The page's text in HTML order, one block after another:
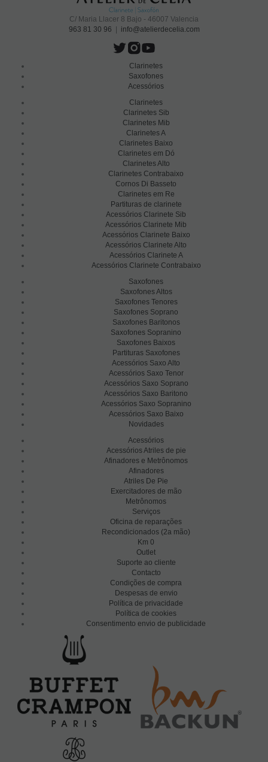
C/ Maria Llacer 8 Bajo - 46007 Valencia
963 81 30 96 | info@atelierdecelia.com
Clarinetes
Saxofones
Acessórios
Clarinetes
Clarinetes Sib
Clarinetes Mib
Clarinetes A
Clarinetes Baixo
Clarinetes em Dó
Clarinetes Alto
Clarinetes Contrabaixo
Cornos Di Basseto
Clarinetes em Re
Partituras de clarinete
Acessórios Clarinete Sib
Acessórios Clarinete Mib
Acessórios Clarinete Baixo
Acessórios Clarinete Alto
Acessórios Clarinete A
Acessórios Clarinete Contrabaixo
Saxofones
Saxofones Altos
Saxofones Tenores
Saxofones Soprano
Saxofones Baritonos
Saxofones Sopranino
Saxofones Baixos
Partituras Saxofones
Acessórios Saxo Alto
Acessórios Saxo Tenor
Acessórios Saxo Soprano
Acessórios Saxo Baritono
Acessórios Saxo Sopranino
Acessórios Saxo Baixo
Novidades
Acessórios
Acessórios Atriles de pie
Afinadores e Metrônomos
Afinadores
Atriles De Pie
Exercitadores de mão
Metrônomos
Serviços
Oficina de reparações
Recondicionados (2a mão)
Km 0
Outlet
Suporte ao cliente
Contacto
Condições de compra
Despesas de envio
Política de privacidade
Política de cookies
Consentimento envio de publicidade